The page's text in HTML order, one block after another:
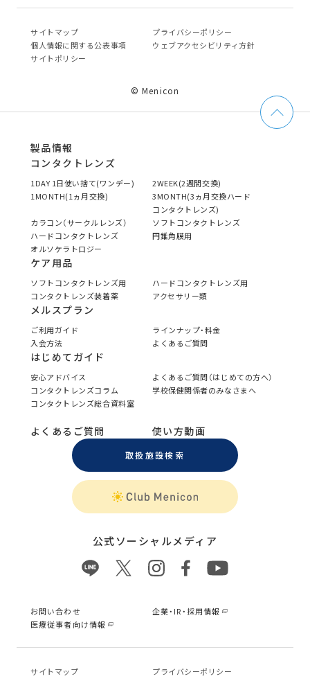
サイトマップ
プライバシーポリシー
個⼈情報に関する公表事項
ウェブアクセシビリティ方針
サイトポリシー
© Menicon
製品情報
コンタクトレンズ
1DAY 1日使い捨て(ワンデー)
2WEEK(2週間交換)
1MONTH(1ヵ月交換)
3MONTH(3ヵ月交換ハード
コンタクトレンズ)
カラコン（サークルレンズ）
ソフトコンタクトレンズ
ハードコンタクトレンズ
円錐角膜用
オルソケラトロジー
ケア用品
ソフトコンタクトレンズ用
ハードコンタクトレンズ用
コンタクトレンズ装着薬
アクセサリー類
メルスプラン
ご利用ガイド
ラインナップ・料金
入会方法
よくあるご質問
はじめてガイド
安心アドバイス
よくあるご質問（はじめての方へ）
コンタクトレンズコラム
学校保健関係者のみなさまへ
コンタクトレンズ総合資料室
よくあるご質問 使い方動画
取扱施設検索
公式ソーシャルメディア
お問い合わせ
企業・IR・採用情報
医療従事者向け情報
サイトマップ
プライバシーポリシー